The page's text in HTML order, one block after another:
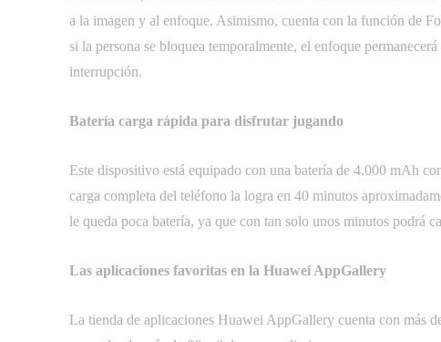
a la imagen y al enfoque. Asimismo, cuenta con la función de
si la persona se bloquea temporalmente, el enfoque
interrupción.
Batería carga rápida para disfrutar jugando
Este dispositivo está equipado con una batería de 4.000 mAh
carga completa del teléfono la logra en 40 minutos
le queda poca batería, ya que con tan solo unos minutos podrá
Las aplicaciones favoritas en la Huawei AppGallery
La tienda de aplicaciones Huawei AppGallery cuenta con más